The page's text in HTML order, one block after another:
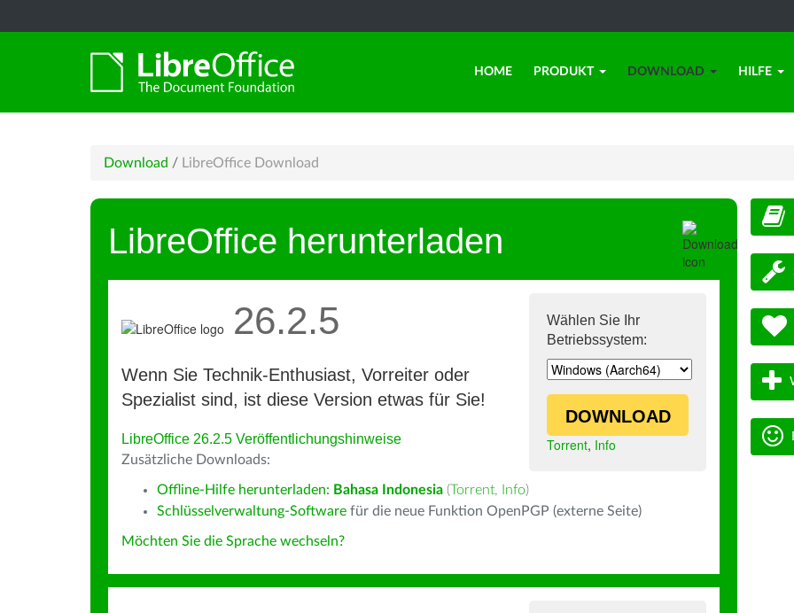
HOME PRODUKT DOWNLOAD HILFE
Download / LibreOffice Download
LibreOffice herunterladen
Wählen Sie Ihr
Betriebssystem:
DOWNLOAD
Torrent, Info
26.2.5
Wenn Sie Technik-Enthusiast, Vorreiter oder
Spezialist sind, ist diese Version etwas für Sie!
LibreOffice 26.2.5 Veröffentlichungshinweise
Zusätzliche Downloads:
Offline-Hilfe herunterladen: Bahasa Indonesia (Torrent, Info)
Schlüsselverwaltung-Software für die neue Funktion OpenPGP (externe Seite)
Möchten Sie die Sprache wechseln?